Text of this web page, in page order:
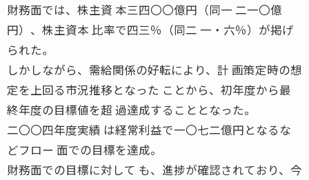
財務面では、株主資 本三四〇〇億円（同一 二一〇億
円）、株主資本 比率で四三％（同二 一・六％）が掲げ
られた。
しかしながら、需給関係の好転により、計 画策定時の想
定を上回る市況推移となった ことから、初年度から最
終年度の目標値を超 過達成することとなった。
二〇〇四年度実績 は経常利益で一〇七二億円となるな
どフロー 面での目標を達成。
財務面での目標に対して も、進捗が確認されており、今